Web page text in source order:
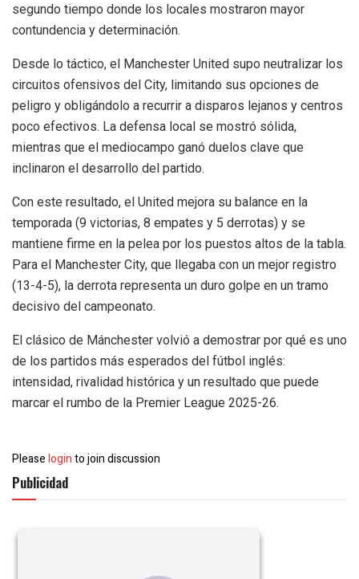
segundo tiempo donde los locales mostraron mayor
contundencia y determinación.
Desde lo táctico, el Manchester United supo neutralizar los
circuitos ofensivos del City, limitando sus opciones de
peligro y obligándolo a recurrir a disparos lejanos y centros
poco efectivos. La defensa local se mostró sólida,
mientras que el mediocampo ganó duelos clave que
inclinaron el desarrollo del partido.
Con este resultado, el United mejora su balance en la
temporada (9 victorias, 8 empates y 5 derrotas) y se
mantiene firme en la pelea por los puestos altos de la tabla.
Para el Manchester City, que llegaba con un mejor registro
(13-4-5), la derrota representa un duro golpe en un tramo
decisivo del campeonato.
El clásico de Mánchester volvió a demostrar por qué es uno
de los partidos más esperados del fútbol inglés:
intensidad, rivalidad histórica y un resultado que puede
marcar el rumbo de la Premier League 2025-26.
Pleaseloginto join discussion
Publicidad